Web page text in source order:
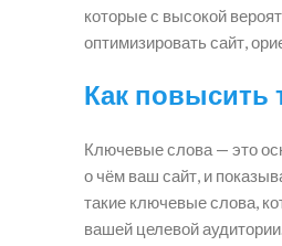
которые с высокой
оптимизировать сайт,
Как
Ключевые слова — это
о чём ваш сайт, и
такие ключевые слова,
вашей целевой аудитории.